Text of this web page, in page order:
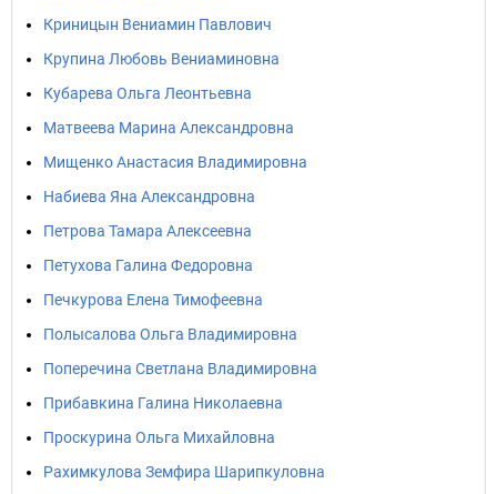
Криницын Вениамин Павлович
Крупина Любовь Вениаминовна
Кубарева Ольга Леонтьевна
Матвеева Марина Александровна
Мищенко Анастасия Владимировна
Набиева Яна Александровна
Петрова Тамара Алексеевна
Петухова Галина Федоровна
Печкурова Елена Тимофеевна
Полысалова Ольга Владимировна
Поперечина Светлана Владимировна
Прибавкина Галина Николаевна
Проскурина Ольга Михайловна
Рахимкулова Земфира Шарипкуловна